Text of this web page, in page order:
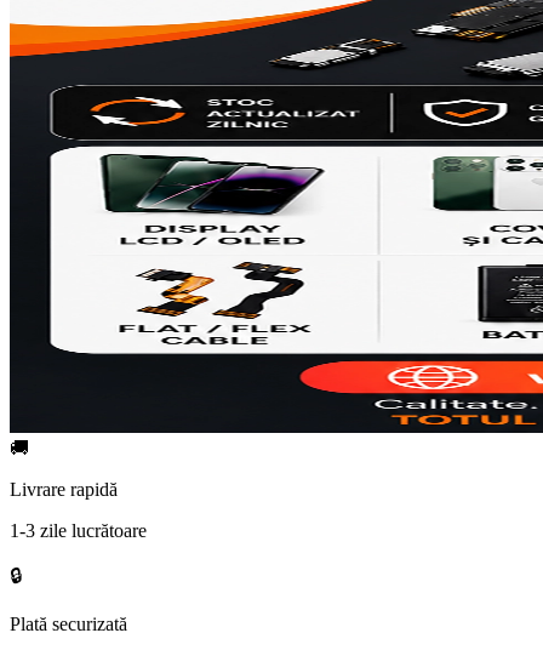
🚚
Livrare rapidă
1-3 zile lucrătoare
🔒
Plată securizată